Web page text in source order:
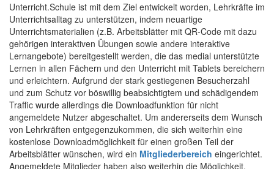
Unterricht.Schule ist mit dem Ziel entwickelt worden, Lehrkräfte im
Unterrichtsalltag zu unterstützen, indem neuartige
Unterrichtsmaterialien (z.B. Arbeitsblätter mit QR-Code mit dazu
gehörigen interaktiven Übungen sowie andere interaktive
Lernangebote) bereitgestellt werden, die das medial unterstützte
Lernen in allen Fächern und den Unterricht mit Tablets bereichern
und erleichtern. Aufgrund der stark gestiegenen Besucherzahl
und zum Schutz vor böswillig beabsichtigtem und schädigendem
Traffic wurde allerdings die Downloadfunktion für nicht
angemeldete Nutzer abgeschaltet. Um andererseits dem Wunsch
von Lehrkräften entgegenzukommen, die sich weiterhin eine
kostenlose Downloadmöglichkeit für einen großen Teil der
Arbeitsblätter wünschen, wird ein Mitgliederbereich eingerichtet.
Angemeldete Mitglieder haben also weiterhin die Möglichkeit,